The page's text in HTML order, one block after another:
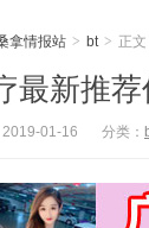
拿情报站 > bt > 正文
最新推荐
01-16 分类：